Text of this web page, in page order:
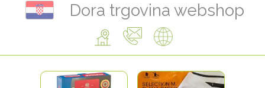
Dora trgovina webshop